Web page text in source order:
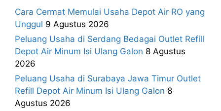
Cara Cermat Memulai Usaha Depot Air RO yang
Unggul 9 Agustus 2026
Peluang Usaha di Serdang Bedagai Outlet Refill
Depot Air Minum Isi Ulang Galon 8 Agustus
2026
Peluang Usaha di Surabaya Jawa Timur Outlet
Refill Depot Air Minum Isi Ulang Galon 8
Agustus 2026